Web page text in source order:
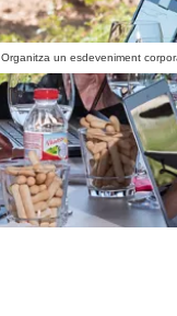
Organitza un esdeveniment